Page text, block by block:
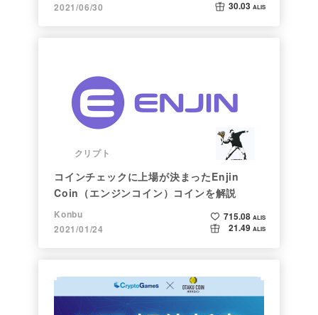
2021/06/30
30.03 ALIS
クリプト
コインチェックに上場が決まったEnjin
Coin（エンジンコイン）コインを解説
Konbu
2021/01/24
715.08 ALIS
21.49 ALIS